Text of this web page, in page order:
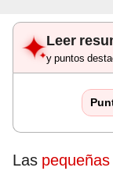
Leer
y puntos
Las